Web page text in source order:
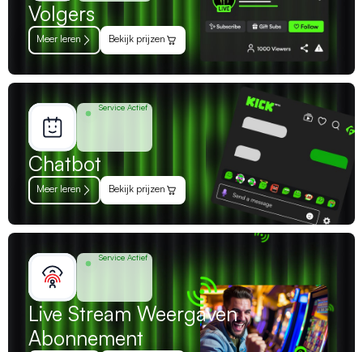
Volgers
Meer leren Bekijk prijzen
Service Actief
Chatbot
Meer leren Bekijk prijzen
Service Actief
Live Stream Weergaven
Abonnement